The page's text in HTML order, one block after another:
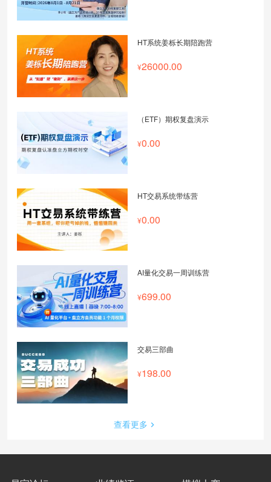
HT系统姜栎长期陪跑营
26000.00
（ETF）期权复盘演示
0.00
HT交易系统带练营
0.00
AI量化交易一周训练营
699.00
交易三部曲
198.00
查看更多